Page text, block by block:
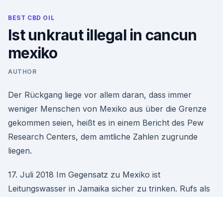
BEST CBD OIL
Ist unkraut illegal in cancun
mexiko
AUTHOR
Der Rückgang liege vor allem daran, dass immer
weniger Menschen von Mexiko aus über die Grenze
gekommen seien, heißt es in einem Bericht des Pew
Research Centers, dem amtliche Zahlen zugrunde
liegen.
17. Juli 2018 Im Gegensatz zu Mexiko ist
Leitungswasser in Jamaika sicher zu trinken. Rufs als